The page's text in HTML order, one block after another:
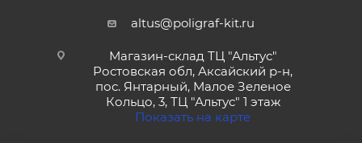
altus@poligraf-kit.ru
Магазин-склад ТЦ "Альтус"
Ростовская обл, Аксайский р-н,
пос. Янтарный, Малое Зеленое
Кольцо, 3, ТЦ "Альтус" 1 этаж
Показать на карте